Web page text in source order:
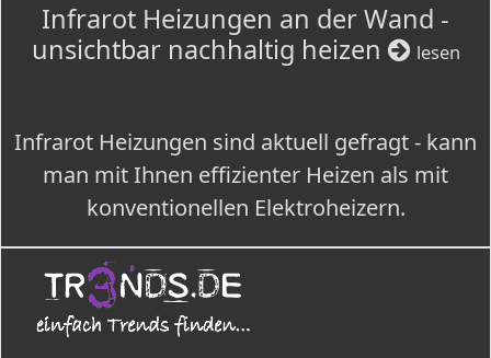
Infrarot Heizungen an der Wand -
unsichtbar nachhaltig heizen
lesen
Infrarot Heizungen sind aktuell gefragt - kann
man mit Ihnen effizienter Heizen als mit
konventionellen Elektroheizern.